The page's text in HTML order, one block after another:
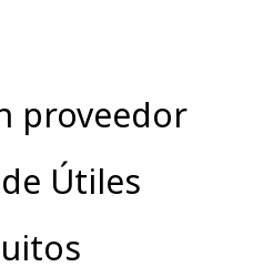
proveedor
Útiles